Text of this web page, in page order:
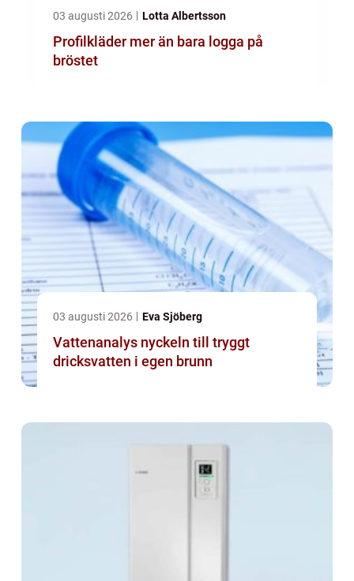
03 augusti 2026 Lotta Albertsson
Profilkläder mer än bara logga på
bröstet
03 augusti 2026 Eva Sjöberg
Vattenanalys nyckeln till tryggt
dricksvatten i egen brunn